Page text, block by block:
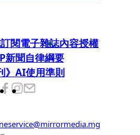
訂閱電子雜誌內容授權
新聞自律綱要
》AI使用準則